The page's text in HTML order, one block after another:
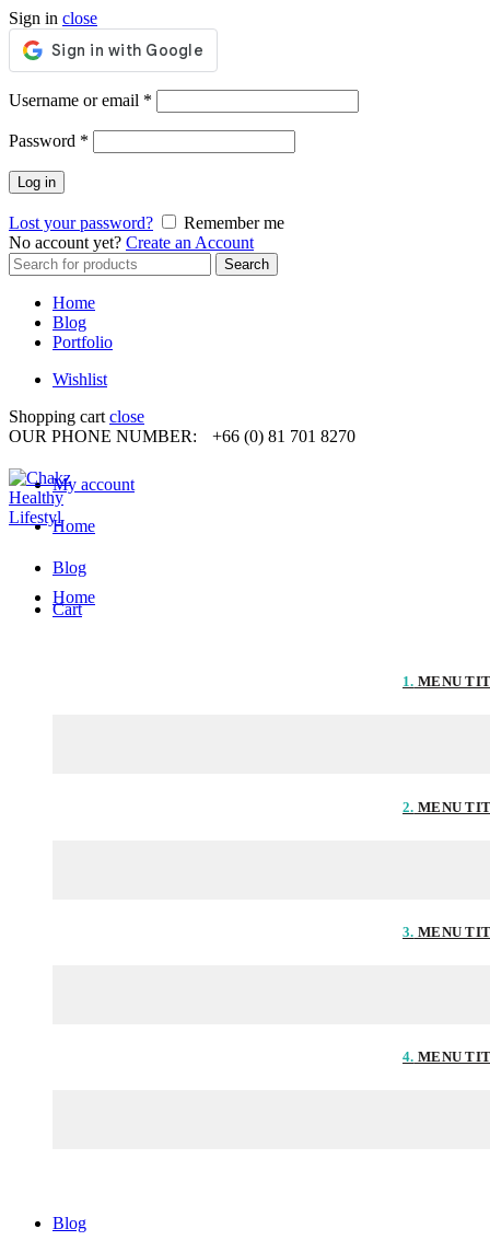
Sign in close
Username or email *
Password *
Log in
Lost your password?
Remember me
No account yet? Create an Account
Search
for:
Search
Home
Blog
Portfolio
Wishlist
Shopping cart close
OUR PHONE NUMBER:
+66 (0) 81 701 8270
My account
Home
Blog
Cart
Home
1. MENU
2. MENU
3. MENU
4. MENU
Blog